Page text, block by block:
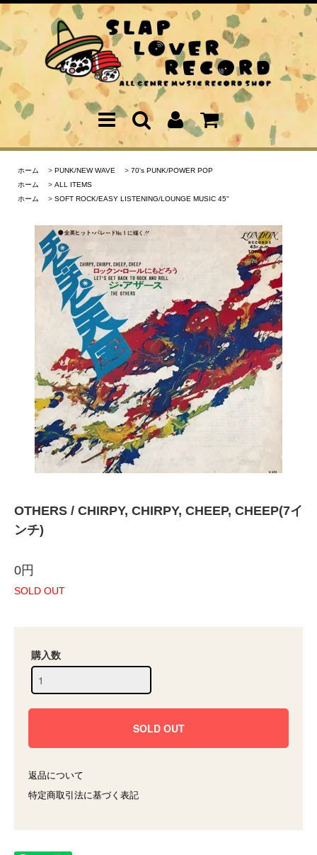
ホーム > PUNK/NEW WAVE > 70's PUNK/POWER POP
ホーム
> ALL ITEMS
ホーム
> SOFT ROCK/EASY LISTENING/LOUNGE MUSIC 45"
OTHERS / CHIRPY, CHIRPY, CHEEP, CHEEP(7イ
ンチ)
0円
SOLD OUT
購入数
返品について
特定商取引法に基づく表記